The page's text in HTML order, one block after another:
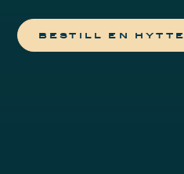
BESTILL EN HYTTE